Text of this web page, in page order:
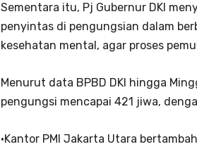
Sementara itu, Pj Gubernur DKI
penyintas di pengungsian dalam
kesehatan mental, agar proses
Menurut data BPBD DKI hingga
pengungsi mencapai 421 jiwa,
•Kantor PMI Jakarta Utara